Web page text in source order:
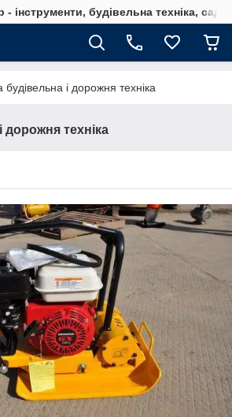
інструменти, будівельна техніка,
і дорожня техніка
дорожня техніка